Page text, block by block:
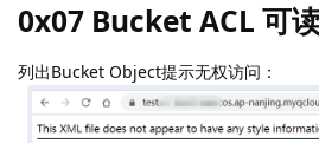
0x07 Bucket ACL 可
列出Bucket Object提示无权访问：